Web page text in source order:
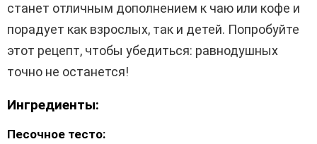
станет отличным дополнением к чаю или кофе и
порадует как взрослых, так и детей. Попробуйте
этот рецепт, чтобы убедиться: равнодушных
точно не останется!
Ингредиенты:
Песочное тесто: